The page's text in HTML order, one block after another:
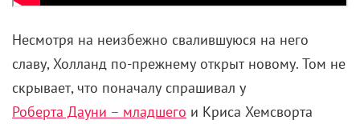
Несмотря на неизбежно свалившуюся на него
славу, Холланд по-прежнему открыт новому. Том не
скрывает, что поначалу спрашивал у
Роберта Дауни – младшего и Криса Хемсворта